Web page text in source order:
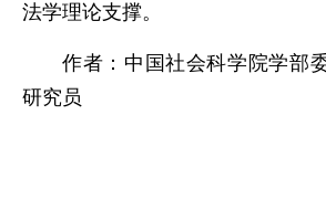
法学理论支撑。
作者：中国社会科学院学部
研究员